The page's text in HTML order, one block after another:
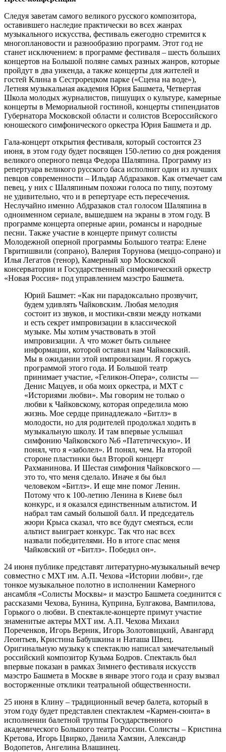
Следуя заветам самого великого русского композитора,
оставившего наследие практически во всех жанрах
музыкального искусства, фестиваль ежегодно стремится к
многоплановости и разнообразию программ. Этот год не
станет исключением: в программе фестиваля – шесть больших
концертов на Большой поляне самых разных жанров, которые
пройдут в два уикенда, а также концерты для жителей и
гостей Клина в Сестрорецком парке («Сцена на воде»),
Летняя музыкальная академия Юрия Башмета, Четвертая
Школа молодых журналистов, пишущих о культуре, камерные
концерты в Мемориальной гостиной, концерты стипендиатов
Губернатора Московской области и солистов Всероссийского
юношеского симфонического оркестра Юрия Башмета и др.
Гала-концерт открытия фестиваля, который состоится 23
июня, в этом году будет посвящен 150-летию со дня рождения
великого оперного певца Федора Шаляпина. Программу из
репертуара великого русского баса исполнит один из лучших
певцов современности – Ильдар Абдразаков. Как отмечает сам
певец, у них с Шаляпиным похожи голоса по типу, поэтому
не удивительно, что и в репертуаре есть пересечения.
Неслучайно именно Абдразаков стал голосом Шаляпина в
одноименном сериале, вышедшем на экраны в этом году. В
программе концерта оперные арии, романсы и народные
песни. Также участие в концерте примут солисты
Молодежной оперной программы Большого театра: Елене
Гвритишвили (сопрано), Валерия Торунова (меццо-сопрано) и
Илья Легатов (тенор), Камерный хор Московской
консерватории и Государственный симфонический оркестр
«Новая Россия» под управлением маэстро Башмета.
Юрий Башмет: «Как ни парадоксально прозвучит,
будем удивлять Чайковским. Любая мелодия
состоит из звуков, и мостики-связи между нотками
и есть секрет импровизации в классической
музыке. Мы хотим участвовать в этой
импровизации. А что может быть сильнее
информации, которой оставил нам Чайковский.
Мы в ожидании этой импровизации. Я горжусь
программой этого года. И Большой театр
принимает участие, «Геликон-Опера», солисты —
Денис Мацуев, и оба моих оркестра, и МХТ с
«Историями любви». Мы говорим не только о
любви к Чайковскому, которая определила мою
жизнь. Мое сердце принадлежало «Битлз» в
молодости, но для родителей продолжал ходить в
музыкальную школу. И там впервые услышал
симфонию Чайковского №6 «Патетическую». И
понял, что я «заболел». И понял, чем. На второй
стороне пластинки был Второй концерт
Рахманинова. И Шестая симфония Чайковского —
это то, что меня сделало. Иначе я бы был
человеком «Битлз». И еще мне помог Ленин.
Потому что к 100-летию Ленина в Киеве был
конкурс, и я оказался единственным альтистом. И
набрал там самый большой балл. И председатель
жюри Крыса сказал, что все будут смеяться, если
альтист выиграет конкурс. Так что нас всех
назвали победителями. Но в итоге спас меня
Чайковский от «Битлз». Победил он».
24 июня публике представят литературно-музыкальный вечер
совместно с МХТ им. А.П. Чехова «Истории любви», где
тонкое музыкальное полотно в исполнении Камерного
ансамбля «Солисты Москвы» и маэстро Башмета соединится с
рассказами Чехова, Бунина, Куприна, Булгакова, Вампилова,
Горького о любви. В спектакле-концерте примут участие
знаменитые актеры МХТ им. А.П. Чехова Михаил
Пореченков, Игорь Верник, Игорь Золотовицкий, Авангард
Леонтьев, Кристина Бабушкина и Наташа Швец.
Оригинальную музыку к спектаклю написал замечательный
российский композитор Кузьма Бодров. Спектакль был
впервые показан в рамках Зимнего фестиваля искусств
маэстро Башмета в Москве в январе этого года и сразу вызвал
восторженные отклики театральной общественности.
25 июня в Клину – традиционный вечер балета, который в
этом году будет представлен спектаклем «Кармен-сюита» в
исполнении балетной труппы Государственного
академического Большого театра России. Солисты – Кристина
Кретова, Игорь Цвирко, Данила Хамзин, Александр
Водопетов, Ангелина Влашинец.